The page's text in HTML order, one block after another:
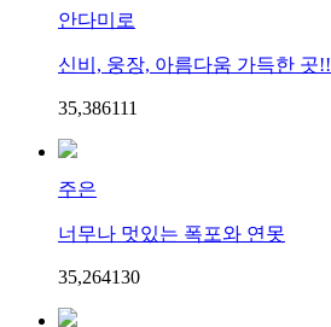
안다미로
신비, 웅장, 아름다움 가득한 곳!!
35,386111
주은
너무나 멋있는 폭포와 연못
35,264130